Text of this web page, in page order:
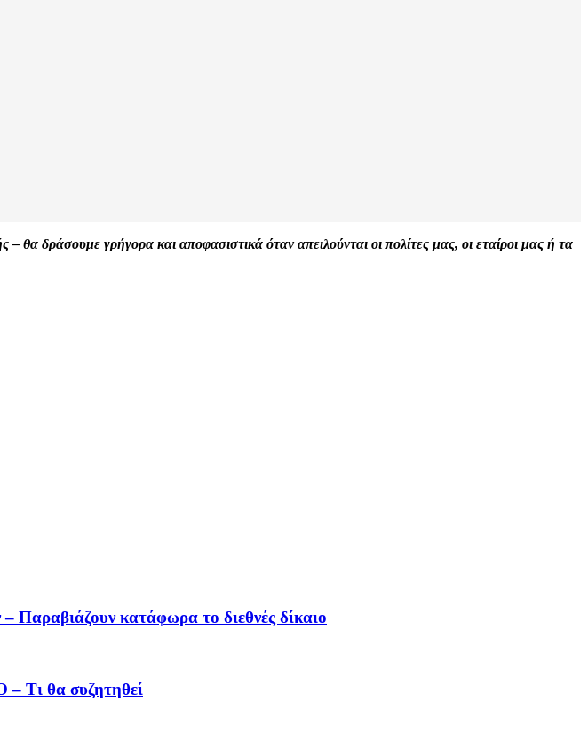
θα δράσουμε γρήγορα και αποφασιστικά όταν απειλούνται οι πολίτες μας, οι εταίροι μας ή τα
– Παραβιάζουν κατάφωρα το διεθνές δίκαιο
Τι θα συζητηθεί